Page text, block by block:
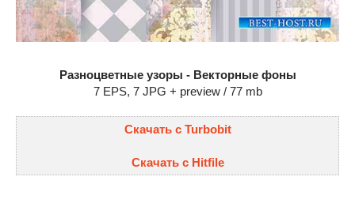
Разноцветные узоры - Векторные фоны
7 EPS, 7 JPG + preview / 77 mb
Скачать с Turbobit
Скачать с Hitfile